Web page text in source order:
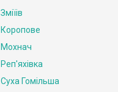
Зміїів
Коропове
Мохнач
Реп'яхівка
Суха Гомільша